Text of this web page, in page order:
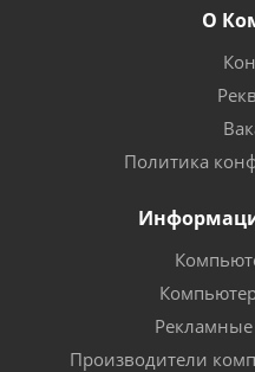
О
Политика
Производители